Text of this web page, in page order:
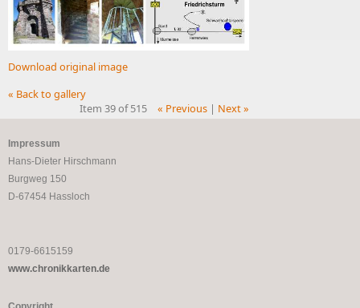
Download original image
« Back to gallery
Item 39 of 515
« Previous| Next »
Impressum
Hans-Dieter Hirschmann
Burgweg 150
D-67454 Hassloch
0179-6615159
www.chronikkarten.de